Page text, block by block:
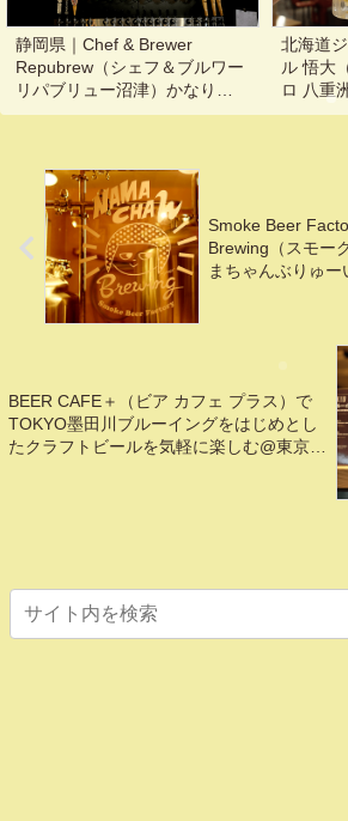
静岡県｜Chef & Brewer
Repubrew（シェフ＆ブルワー
リパブリュー沼津）かなり駅
近！醸造設備も眺められるブ
北海道
ル 悟大
ロ 八重
ム肉を
Smoke Beer
Brewing（スモー
まちゃんぶりゅー
BEER CAFE＋（ビア カフェ プラス）で
TOKYO墨田川ブルーイングをはじめとし
たクラフトビールを気軽に楽しむ@東京,